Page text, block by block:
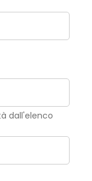
dall'elenco